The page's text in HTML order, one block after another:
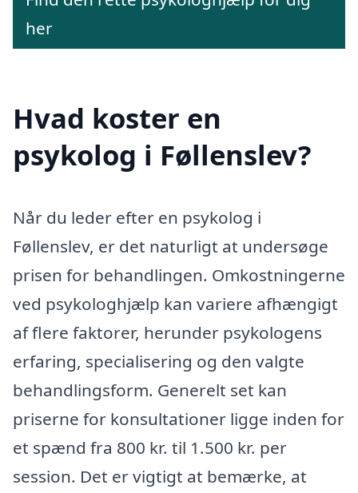
her
Hvad koster en
psykolog i Føllenslev?
Når du leder efter en psykolog i
Føllenslev, er det naturligt at undersøge
prisen for behandlingen. Omkostningerne
ved psykologhjælp kan variere afhængigt
af flere faktorer, herunder psykologens
erfaring, specialisering og den valgte
behandlingsform. Generelt set kan
priserne for konsultationer ligge inden for
et spænd fra 800 kr. til 1.500 kr. per
session. Det er vigtigt at bemærke, at